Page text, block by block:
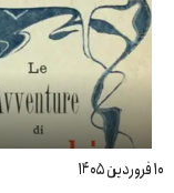
۱۰ فروردین ۱۴۰۵